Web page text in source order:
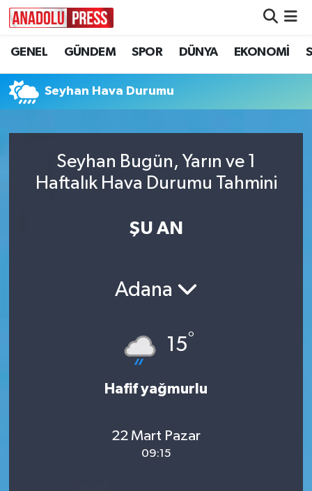
GENEL GÜNDEM SPOR DÜNYA EKONOMİ
Seyhan Hava Durumu
Seyhan Bugün, Yarın ve 1
Haftalık Hava Durumu Tahmini
ŞU AN
Adana
15°
Hafif yağmurlu
22 Mart Pazar
09:15
Nöbetçi Eczaneler
Hava Durumu
Trafik Durumu